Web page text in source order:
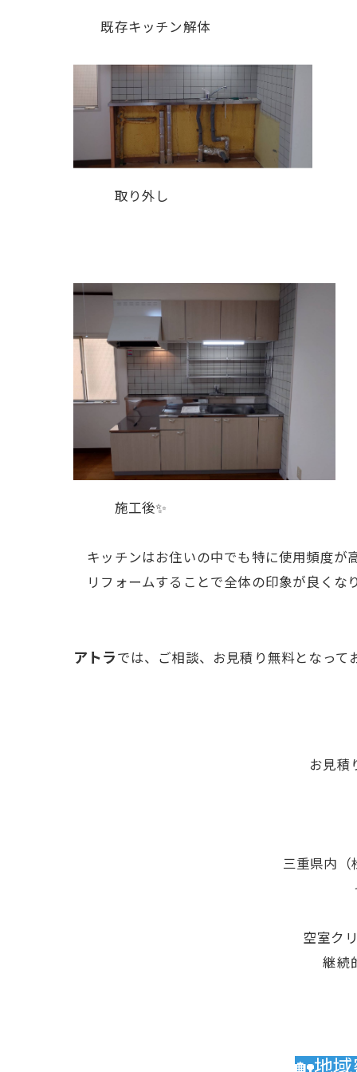
既存キッチン解体
取り外し
施工後✨
キッチンはお住いの中でも特に使用頻度が
リフォームすることで全体の印象が良くな
アトラ では、ご相談、お見積り無料となっ
お見積
三重県内（
空室ク
継続
🏡地